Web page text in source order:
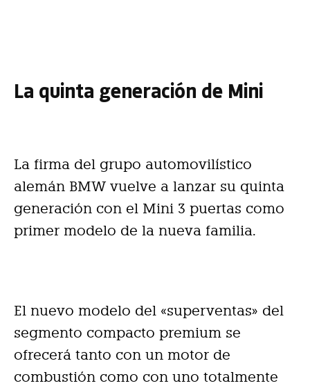
La quinta generación de Mini
La firma del grupo automovilístico
alemán BMW vuelve a lanzar su quinta
generación con el Mini 3 puertas como
primer modelo de la nueva familia.
El nuevo modelo del «superventas» del
segmento compacto premium se
ofrecerá tanto con un motor de
combustión como con uno totalmente